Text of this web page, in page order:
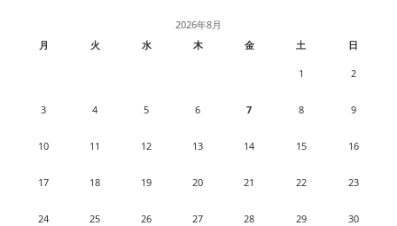
2026年8月
月
火 水 木 金 土 日
1 2
3 4 5 6 7 8 9
10 11 12 13 14 15 16
17 18 19 20 21 22 23
24 25 26 27 28 29 30